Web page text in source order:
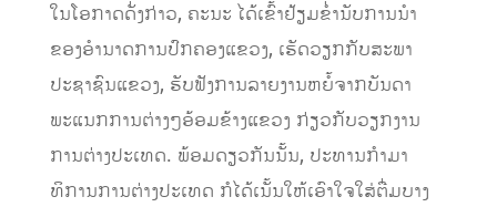
ໃນໂອກາດດັ່ງກ່າວ, ຄະນະ ໄດ້ເຂົ້າຢ້ຽມຂໍ່ານັບການນໍາ
ຂອງອໍານາດການປົກຄອງແຂວງ, ເຮັດວຽກກັບສະພາ
ປະຊາຊົນແຂວງ, ຮັບຟັງການລາຍງານຫຍໍ້ຈາກບັນດາ
ພະແນກການຕ່າງໆອ້ອມຂ້າງແຂວງ ກ່ຽວກັບວຽກງານ
ການຕ່າງປະເທດ. ພ້ອມດຽວກັນນັ້ນ, ປະທານກໍາມາ
ທິການການຕ່າງປະເທດ ກໍໄດ້ເນັ້ນໃຫ້ເອົາໃຈໃສ່ຕື່ມບາງ